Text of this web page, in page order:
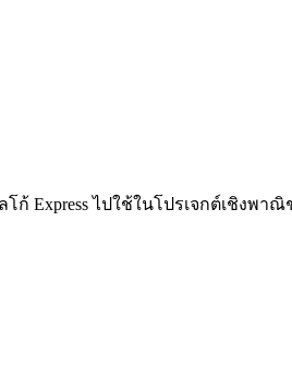
ไปใช้ในโปรเจกต์เชิงพาณิ